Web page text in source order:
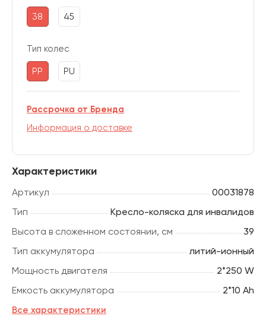
Характеристики
Артикул
00031878
Тип
Кресло-коляска для инвалидов
Высота в сложенном состоянии, см
39
Тип аккумулятора
литий-ионный
Мощность двигателя
2*250 W
Емкость аккумулятора
2*10 Ah
Все характеристики
38 45
Тип колес
PP PU
Рассрочка от Бренда
Информация о доставке